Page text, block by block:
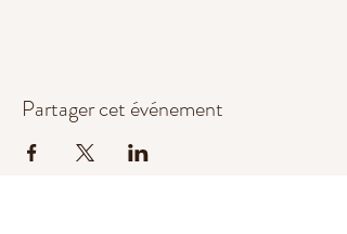
Partager cet événement